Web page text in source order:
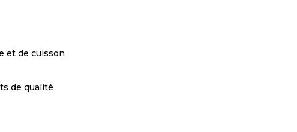
et de cuisson
de qualité